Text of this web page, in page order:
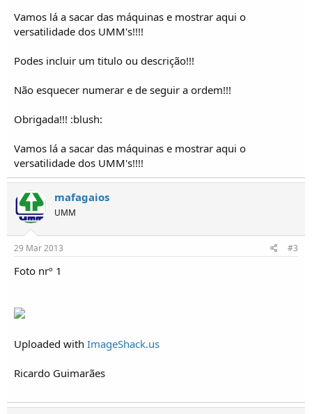
p
i
s
Vamos lá a sacar das máquinas e mostrar aqui o
versatilidade dos UMM's!!!!
Podes incluir um titulo ou descrição!!!
Não esquecer numerar e de seguir a ordem!!!
Obrigada!!! :blush:
Vamos lá a sacar das máquinas e mostrar aqui o
versatilidade dos UMM's!!!!
mafagaios
UMM
29 Mar 2013 #3
Foto nrº 1
Uploaded with ImageShack.us
Ricardo Guimarães